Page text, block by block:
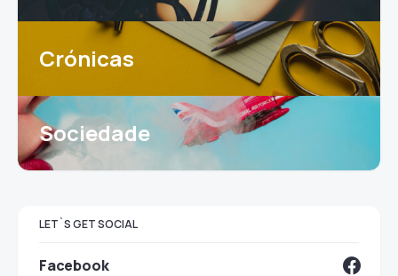
Crónicas
Sociedade
LET`S GET SOCIAL
Facebook